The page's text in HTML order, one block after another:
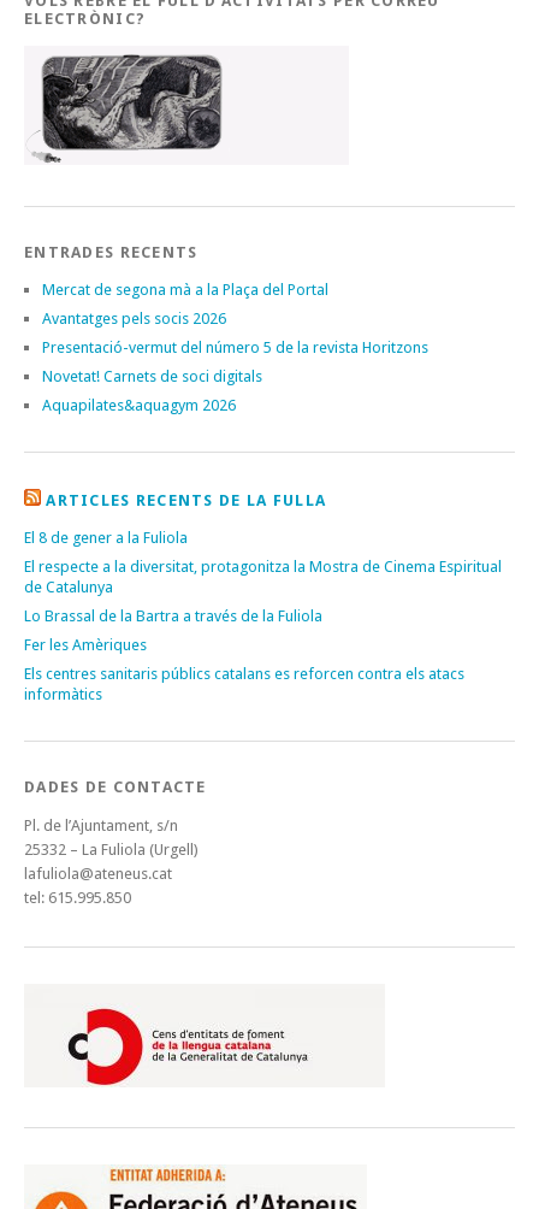
ELECTRÒNIC?
ENTRADES RECENTS
Mercat de segona mà a la Plaça del Portal
Avantatges pels socis 2026
Presentació-vermut del número 5 de la revista Horitzons
Novetat! Carnets de soci digitals
Aquapilates&aquagym 2026
ARTICLES RECENTS DE LA FULLA
El 8 de gener a la Fuliola
El respecte a la diversitat, protagonitza la Mostra de Cinema Espiritual
de Catalunya
Lo Brassal de la Bartra a través de la Fuliola
Fer les Amèriques
Els centres sanitaris públics catalans es reforcen contra els atacs
informàtics
DADES DE CONTACTE
Pl. de l’Ajuntament, s/n
25332 – La Fuliola (Urgell)
lafuliola@ateneus.cat
tel: 615.995.850